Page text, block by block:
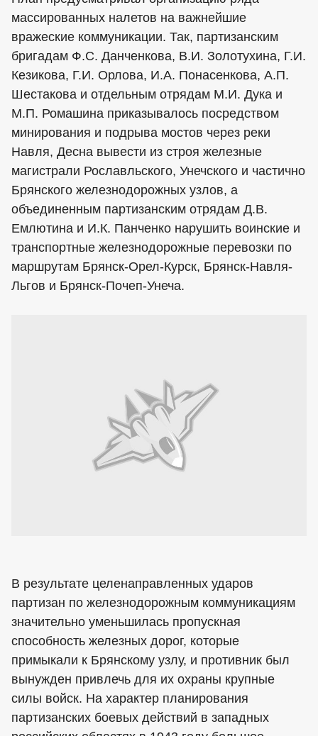
массированных налетов на важнейшие
вражеские коммуникации. Так, партизанским
бригадам Ф.С. Данченкова, В.И. Золотухина, Г.И.
Кезикова, Г.И. Орлова, И.А. Понасенкова, А.П.
Шестакова и отдельным отрядам М.И. Дука и
М.П. Ромашина приказывалось посредством
минирования и подрыва мостов через реки
Навля, Десна вывести из строя железные
магистрали Рославльского, Унечского и частично
Брянского железнодорожных узлов, а
объединенным партизанским отрядам Д.В.
Емлютина и И.К. Панченко нарушить воинские и
транспортные железнодорожные перевозки по
маршрутам Брянск-Орел-Курск, Брянск-Навля-
Льгов и Брянск-Почеп-Унеча.
В результате целенаправленных ударов
партизан по железнодорожным коммуникациям
значительно уменьшилась пропускная
способность железных дорог, которые
примыкали к Брянскому узлу, и противник был
вынужден привлечь для их охраны крупные
силы войск. На характер планирования
партизанских боевых действий в западных